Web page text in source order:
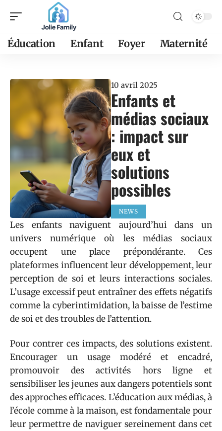
Éducation Enfant Foyer Maternité
10 avril 2025
Enfants et
médias sociaux
: impact sur
eux et
solutions
possibles
NEWS
Les enfants naviguent aujourd’hui dans un
univers numérique où les médias sociaux
occupent une place prépondérante. Ces
plateformes influencent leur développement, leur
perception de soi et leurs interactions sociales.
L’usage excessif peut entraîner des effets négatifs
comme la cyberintimidation, la baisse de l’estime
de soi et des troubles de l’attention.
Pour contrer ces impacts, des solutions existent.
Encourager un usage modéré et encadré,
promouvoir des activités hors ligne et
sensibiliser les jeunes aux dangers potentiels sont
des approches efficaces. L’éducation aux médias, à
l’école comme à la maison, est fondamentale pour
leur permettre de naviguer sereinement dans cet